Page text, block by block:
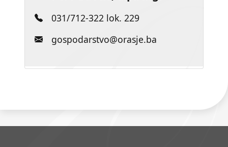
031/712-322 lok. 229
gospodarstvo@orasje.ba